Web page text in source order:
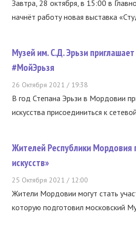
Завтра, 28 октября, в 15:00 в
начнёт работу новая выставка
Музей им. С.Д. Эрьзи
#МойЭрьзя
26 Октября 2021 / 19:38
В год Степана Эрьзи в Мордовии
искусства присоединиться к
Жителей Республики Мордовия
искусств»
25 Октября 2021 / 12:00
Жители Мордовии могут стать
которую подготовил московский